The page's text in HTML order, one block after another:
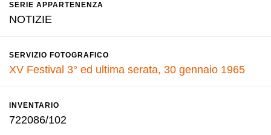
SERIE APPARTENENZA
NOTIZIE
SERVIZIO FOTOGRAFICO
XV Festival 3° ed ultima serata, 30 gennaio 1965
INVENTARIO
722086/102